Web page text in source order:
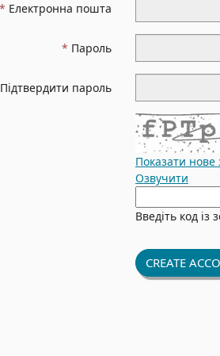
Електронна пошта
Пароль
Підтвердити пароль
Показати
Озвучити
зображення
готове
Введіть код із